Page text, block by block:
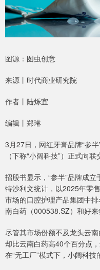
图源：图虫创意
来源丨时代商业研究院
作者丨陆烁宜
编辑丨郑琳
3月27日，网红牙膏品牌“参
（下称“小阔科技”）正式向
招股书显示，“参半”品牌成
特沙利文统计，以2025年零
市场的口腔护理产品集团中
南白药（000538.SZ）和好来
尽管其市场份额不及龙头云
却比云南白药高40个百分点
在“无工厂”模式下，小阔科技